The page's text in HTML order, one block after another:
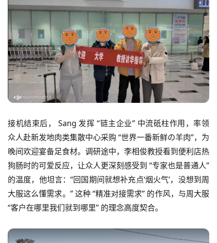
接机结束后， Sang 发挥 “链主企业” 中流砥柱作用，率领
众人赴新发地肉类集散中心采购 “世界一番新鲜の羊肉”，为
晚间欢迎宴备足食材。调研途中，李相俊教授看到便利店热
狗肠时的可爱反应，让众人更深刻感受到 “专家也是普通人”
的温度，他坦言：“回国期间就想补充点‘烟火气’，没想到周
大服这么懂需求。” 这种 “精准对接需求” 的作风，与周大服
“客户在哪里我们就到哪里” 的理念高度契合。​